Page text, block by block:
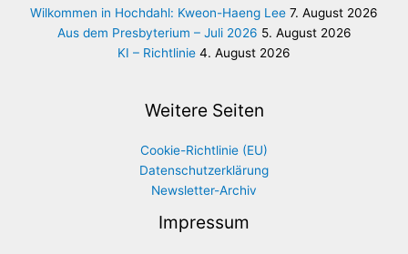
Wilkommen in Hochdahl: Kweon-Haeng Lee 7. August 2026
Aus dem Presbyterium – Juli 2026 5. August 2026
KI – Richtlinie 4. August 2026
Weitere Seiten
Cookie-Richtlinie (EU)
Datenschutzerklärung
Newsletter-Archiv
Impressum